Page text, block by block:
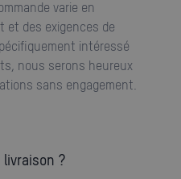
et des exigences de
intéressé
nous serons heureux
sans engagement.
livraison ?